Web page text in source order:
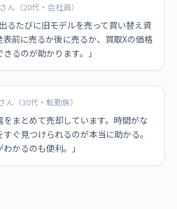
ん（20代・会社員）
るたびに旧モデルを売って買い替え資
前に売るか後に売るか、買取Xの価格
るのが助かります。」
ん（30代・転勤族）
をまとめて売却しています。時間がな
ぐ見つけられるのが本当に助かる。
かるのも便利。」